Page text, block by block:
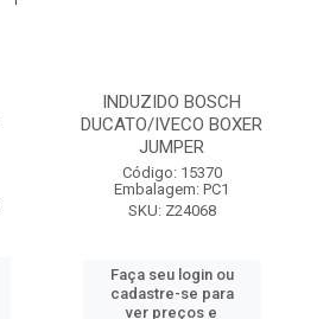
INDUZIDO BOSCH
DUCATO/IVECO BOXER
JUMPER
Código: 15370
Embalagem: PC1
SKU: Z24068
Faça seu login ou
cadastre-se para
ver preços e